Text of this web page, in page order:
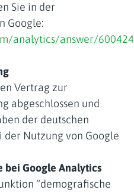
Sie in der
Google:
analytics/answer/
Vertrag zur
abgeschlossen und
der deutschen
Nutzung von Google
bei Google Analytics
“demografische